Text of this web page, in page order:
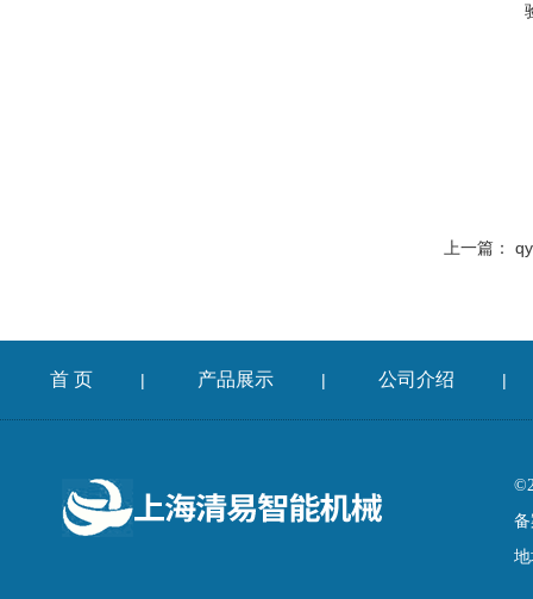
上一篇：
首 页 | 产品展示 | 公司介绍 |
备